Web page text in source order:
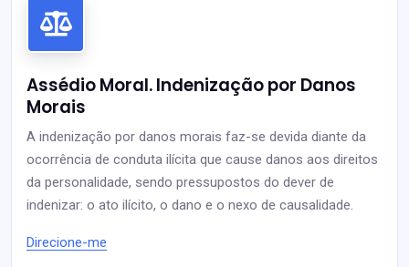
Assédio Moral. Indenização por Danos
Morais
A indenização por danos morais faz-se devida diante da
ocorrência de conduta ilícita que cause danos aos direitos
da personalidade, sendo pressupostos do dever de
indenizar: o ato ilícito, o dano e o nexo de causalidade.
Direcione-me